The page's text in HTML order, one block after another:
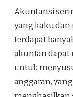
Akuntansi
yang kaku dan
terdapat
akuntan dapat
untuk
anggaran,